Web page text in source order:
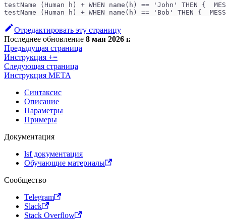
testName (Human h) + WHEN name(h) == 'John' THEN {
testName (Human h) + WHEN name(h) == 'Bob' THEN {
Отредактировать эту страницу
Последнее обновление 8 мая 2026 г.
Предыдущая страница
Инструкция +=
Следующая страница
Инструкция META
Синтаксис
Описание
Параметры
Примеры
Документация
lsf документация
Обучающие материалы
Сообщество
Telegram
Slack
Stack Overflow